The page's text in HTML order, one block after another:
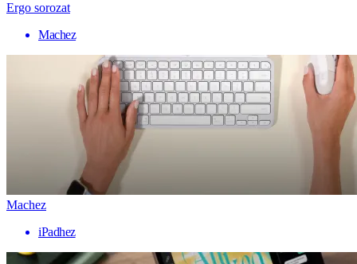
Ergo sorozat
Machez
Machez
iPadhez